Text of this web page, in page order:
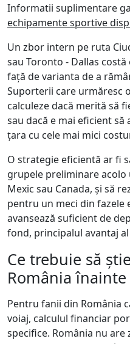
Informatii suplimentare
echipamente sportive
Un zbor intern pe ruta
sau Toronto - Dallas
față de varianta de a
Suporterii care urmăresc
calculeze dacă merită să
sau dacă e mai eficient să
țara cu cele mai mici
O strategie eficientă ar fi
grupele preliminare acolo
Mexic sau Canada, și să
pentru un meci din fazele
avansează suficient de
fond, principalul avantaj
Ce trebuie să
România înainte
Pentru fanii din România
voiaj, calculul financiar
specifice. România nu